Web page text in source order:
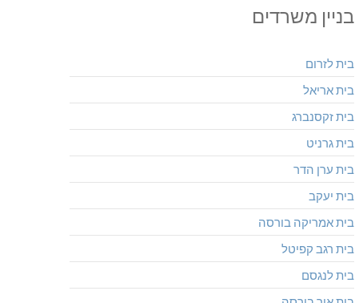
בניין משרדים
בית לזרום
בית אריאל
בית זקסנברג
בית גרניט
בית ערן הדר
בית יעקב
בית אמריקה בורסה
בית רגב קפיטל
בית לנגסם